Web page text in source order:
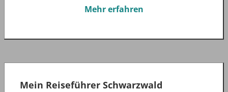
Mehr erfahren
Mein Reiseführer Schwarzwald